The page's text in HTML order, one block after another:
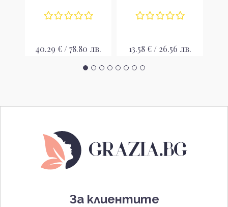
40.29 € / 78.80 лв. 13.58 € / 26.56 лв.
За клиентите